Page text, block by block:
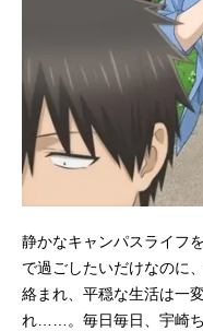
静かなキャンパスライフ
で過ごしたいだけなのに
絡まれ、平穏な生活は一
れ……。毎日毎日、宇崎ち